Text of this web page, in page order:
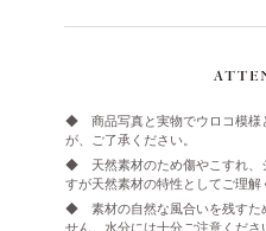
◆ 商品写真と実物でウロコ模様
が、ご了承ください。
◆ 天然素材のため傷やこすれ、
すが天然素材の特性としてご理解
◆ 素材の自然な風合いを残すた
せん。水分には十分ご注意くださ